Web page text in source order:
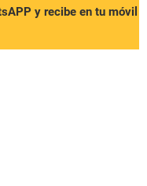
y recibe en tu móvil